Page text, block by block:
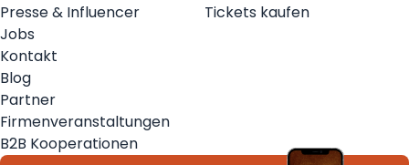
Presse & Influencer
Jobs
Kontakt
Blog
Partner
Firmenveranstaltungen
B2B Kooperationen
Tickets kaufen